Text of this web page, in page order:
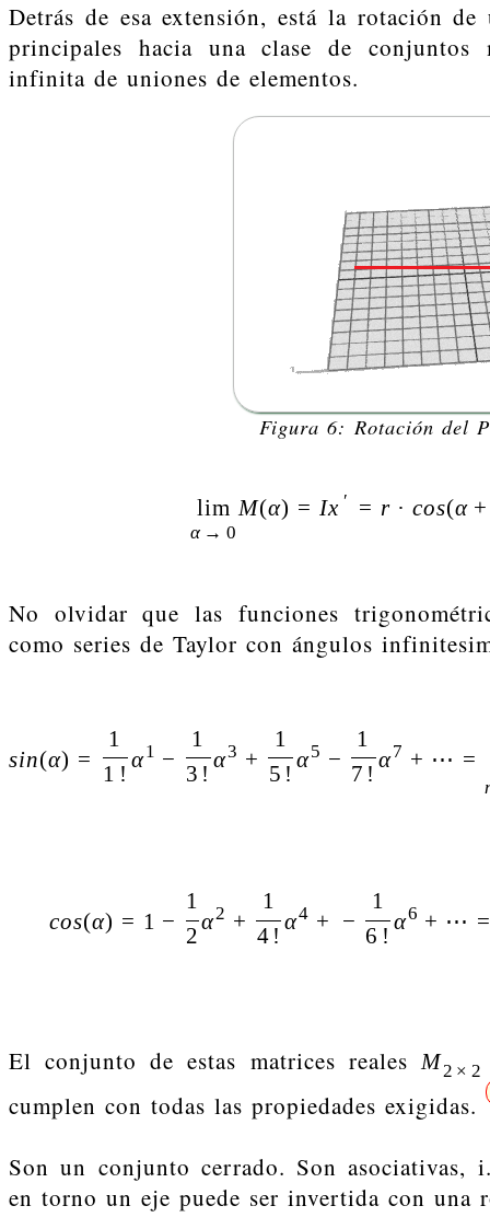
Detrás de esa extensión, está la rotación
principales hacia una clase de conjuntos
infinita de uniones de elementos.
Figura 6: Rotación del
lim
α → 0
M(α) = Ix ′ = r · cos(α +
No olvidar que las funciones
como series de Taylor con ángulos
sin(α) =
1
1 !
α1 −
1
3 !
α3 +
1
5 !
α5 −
1
7 !
α7 + ⋯ =
cos(α) = 1 −
1
2
α2 +
1
4 !
α4 + −
1
6 !
α6 + ⋯
El conjunto de estas matrices realesM2 × 2
cumplen con todas las propiedades exigidas.
Son un conjunto cerrado. Son
en torno un eje puede ser invertida con una